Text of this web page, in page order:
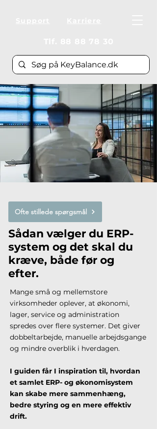
Ofte stillede spørgsmål
Sådan vælger du ERP-
system og det skal du
kræve, både før og
efter.
Mange små og mellemstore
virksomheder oplever, at økonomi,
lager, service og administration
spredes over flere systemer. Det giver
dobbeltarbejde, manuelle arbejdsgange
og mindre overblik i hverdagen.
I guiden får I inspiration til, hvordan
et samlet ERP- og økonomisystem
kan skabe mere sammenhæng,
bedre styring og en mere effektiv
drift.